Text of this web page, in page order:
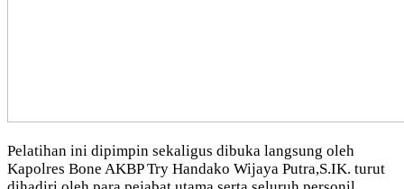
Pelatihan ini dipimpin sekaligus dibuka langsung oleh
Kapolres Bone AKBP Try Handako Wijaya Putra,S.IK. turut